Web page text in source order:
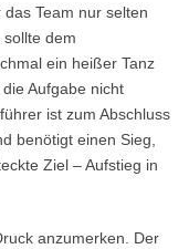
Team nur selten
dem
ein heißer Tanz
Aufgabe nicht
ist zum Abschluss
benötigt einen Sieg,
Ziel – Aufstieg in
anzumerken. Der